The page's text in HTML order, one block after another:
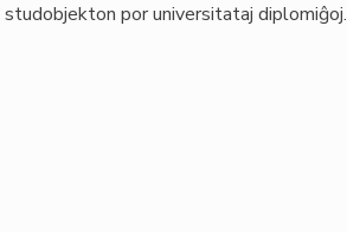
por universitataj diplomiĝoj.